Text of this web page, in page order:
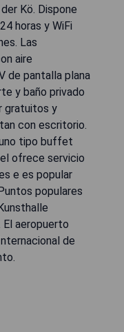
Kö. Dispone
horas y WiFi
Las
aire
de pantalla plana
y baño privado
gratuitos y
con escritorio.
tipo buffet
ofrece servicio
e es popular
populares
El aeropuerto
de